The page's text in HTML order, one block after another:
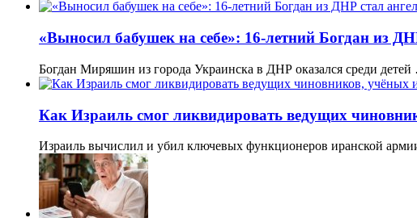
«Выносил бабушек на себе»: 16-летний Богдан из
Богдан Миряшин из города Украинска в ДНР оказался среди
Как Израиль смог ликвидировать ведущих
Израиль вычислил и убил ключевых функционеров иранской